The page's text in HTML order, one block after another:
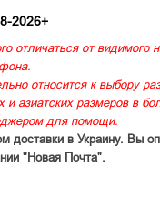
2026+
отличаться от видимого
относится к выбору
и азиатских размеров в
для помощи.
доставки в Украину. Вы
"Новая Почта".